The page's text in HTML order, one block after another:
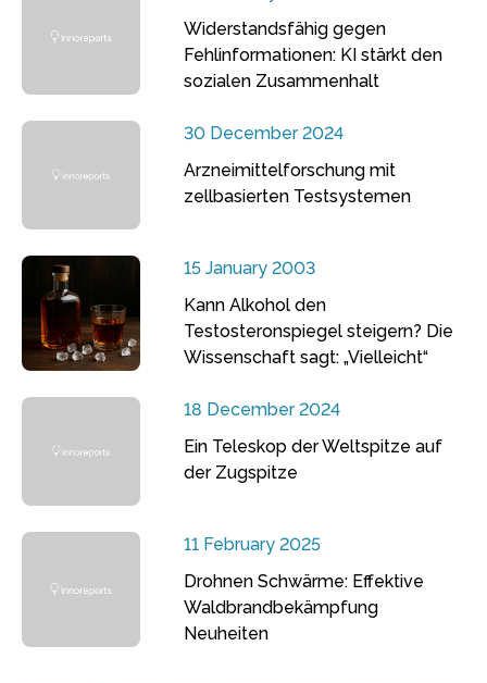
Widerstandsfähig gegen
Fehlinformationen: KI stärkt den
sozialen Zusammenhalt
30 December 2024
Arzneimittelforschung mit
zellbasierten Testsystemen
15 January 2003
Kann Alkohol den
Testosteronspiegel steigern? Die
Wissenschaft sagt: „Vielleicht“
18 December 2024
Ein Teleskop der Weltspitze auf
der Zugspitze
11 February 2025
Drohnen Schwärme: Effektive
Waldbrandbekämpfung
Neuheiten